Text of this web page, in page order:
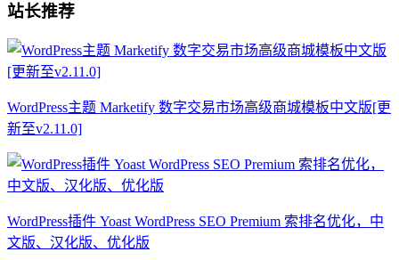
站长推荐
WordPress主题 Marketify 数字交易市场高级商城模板中文版[更
新至v2.11.0]
WordPress插件 Yoast WordPress SEO Premium 索排名优化，中
文版、汉化版、优化版